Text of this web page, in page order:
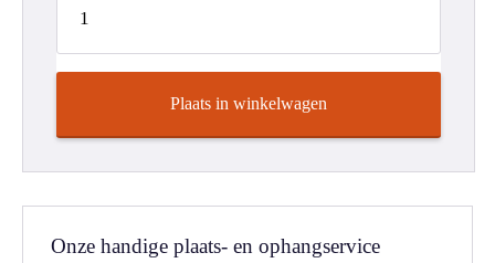
Plaats in winkelwagen
Onze handige plaats- en ophangservice